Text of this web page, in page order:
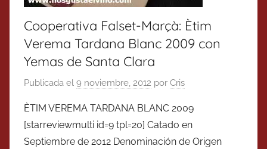
Cooperativa Falset-Marçà: Ètim
Verema Tardana Blanc 2009 con
Yemas de Santa Clara
Publicada el 9 noviembre, 2012 por Cris
ÈTIM VEREMA TARDANA BLANC 2009
[starreviewmulti id=9 tpl=20] Catado en
Septiembre de 2012 Denominación de Origen